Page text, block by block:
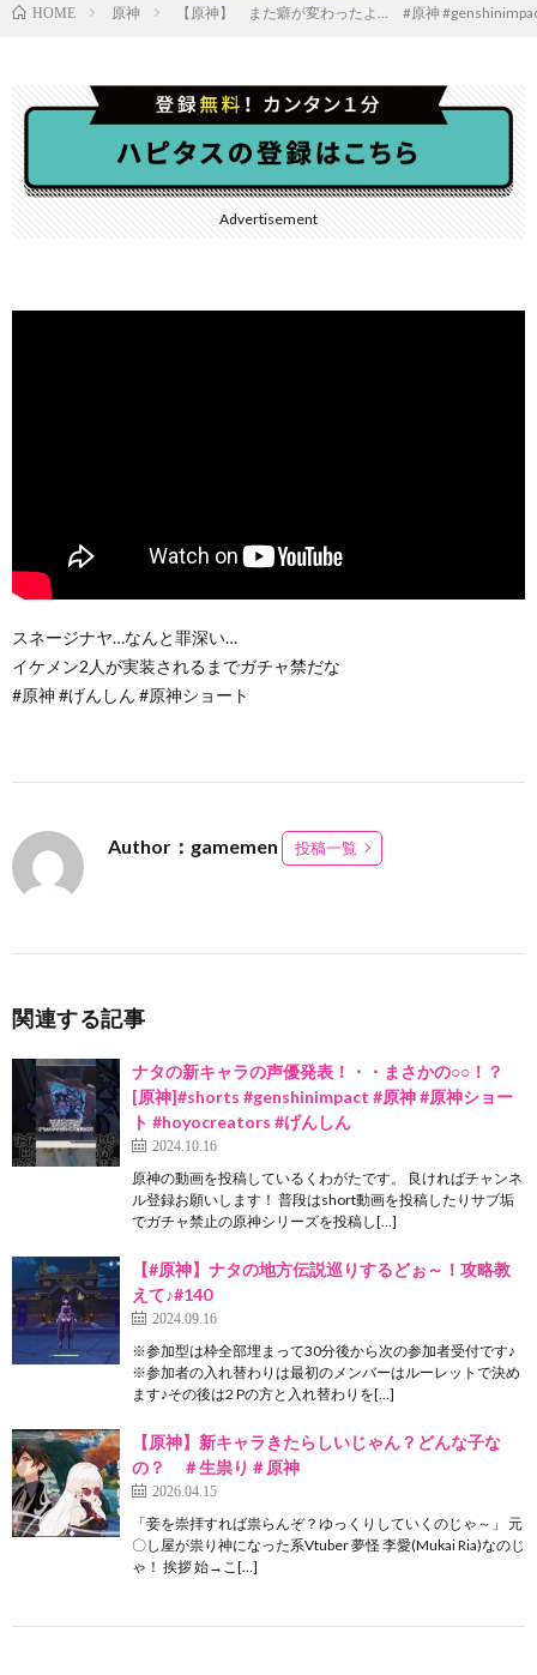
HOME 原神 【原神】 また癖が変わったよ… #原神
Advertisement
スネージナヤ…なんと罪深い…
イケメン2人が実装されるまでガチャ禁だな
#原神 #げんしん #原神ショート
Author：gamemen 投稿一覧
関連する記事
ナタの新キャラの声優発表！・・まさかの○○！？
[原神]#shorts #genshinimpact #原神 #原神ショー
ト #hoyocreators #げんしん
2024.10.16
原神の動画を投稿しているくわがたです。 良ければチャンネ
ル登録お願いします！ 普段はshort動画を投稿したりサブ垢
でガチャ禁止の原神シリーズを投稿し[…]
【#原神】ナタの地方伝説巡りするどぉ～！攻略教
えて♪#140
2024.09.16
※参加型は枠全部埋まって30分後から次の参加者受付です♪
※参加者の入れ替わりは最初のメンバーはルーレットで決め
ます♪その後は2 Pの方と入れ替わりを[…]
【原神】新キャラきたらしいじゃん？どんな子な
の？ ＃生祟り＃原神
2026.04.15
「妾を崇拝すれば祟らんぞ？ゆっくりしていくのじゃ～」 元
〇し屋が祟り神になった系Vtuber 夢怪 李愛(Mukai Ria)なのじ
ゃ！ 挨拶 始→こ[…]